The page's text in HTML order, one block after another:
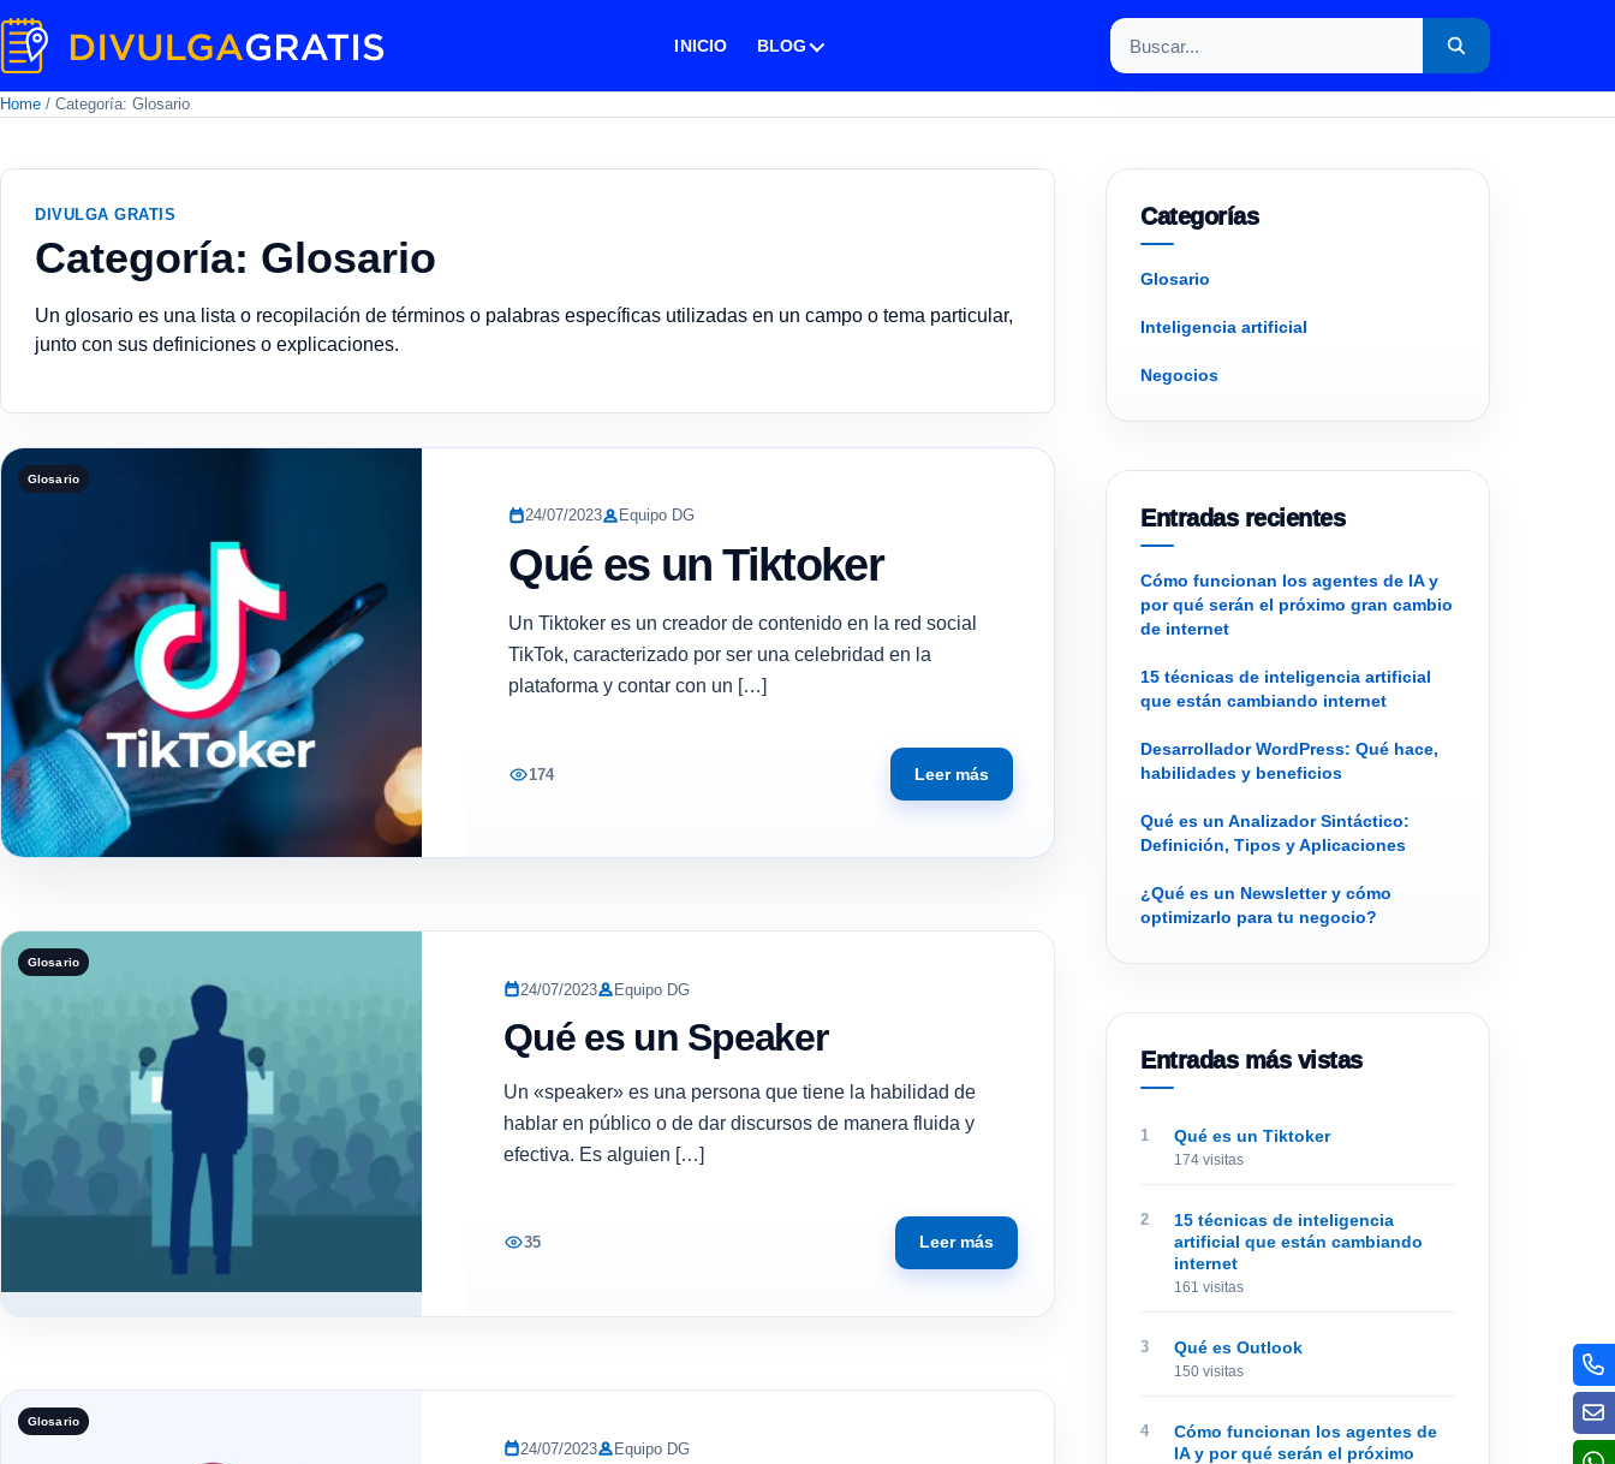
INICIO BLOG
Buscar por:
Home / Categoría: Glosario
DIVULGA GRATIS
Categoría: Glosario
Un glosario es una lista o recopilación de términos o palabras específicas utilizadas en un campo o tema particular,
junto con sus definiciones o explicaciones.
Glosario
24/07/2023 Equipo DG
Qué es un Tiktoker
Un Tiktoker es un creador de contenido en la red social
TikTok, caracterizado por ser una celebridad en la
plataforma y contar con un […]
174 Leer más
Glosario
24/07/2023 Equipo DG
Qué es un Speaker
Un «speaker» es una persona que tiene la habilidad de
hablar en público o de dar discursos de manera fluida y
efectiva. Es alguien […]
35 Leer más
Glosario
24/07/2023 Equipo DG
Categorías
Glosario
Inteligencia artificial
Negocios
Entradas recientes
Cómo funcionan los agentes de IA y
por qué serán el próximo gran cambio
de internet
15 técnicas de inteligencia artificial
que están cambiando internet
Desarrollador WordPress: Qué hace,
habilidades y beneficios
Qué es un Analizador Sintáctico:
Definición, Tipos y Aplicaciones
¿Qué es un Newsletter y cómo
optimizarlo para tu negocio?
Entradas más vistas
Qué es un Tiktoker
174 visitas
15 técnicas de inteligencia
artificial que están cambiando
internet
161 visitas
Qué es Outlook
150 visitas
Cómo funcionan los agentes de
IA y por qué serán el próximo